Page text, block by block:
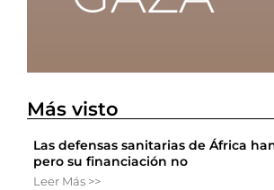
Más visto
Las defensas sanitarias de África
pero su financiación no
Leer Más >>